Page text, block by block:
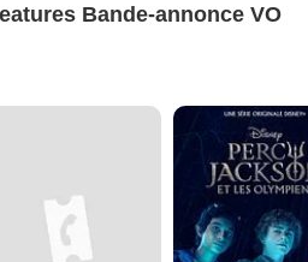
Bande-annonce VO